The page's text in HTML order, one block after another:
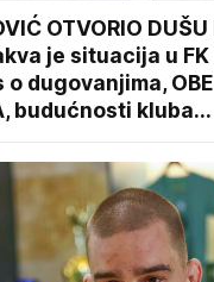
OTVORIO
je situacija u
dugovanjima,
budućnosti kluba...